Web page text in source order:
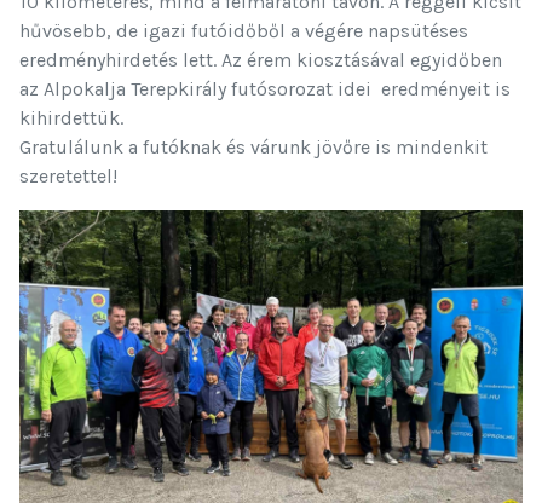
hűvösebb, de igazi futóidőből a végére napsütéses
eredményhirdetés lett. Az érem kiosztásával egyidőben
az Alpokalja Terepkirály futósorozat idei eredményeit is
kihirdettük.
Gratulálunk a futóknak és várunk jövőre is mindenkit
szeretettel!